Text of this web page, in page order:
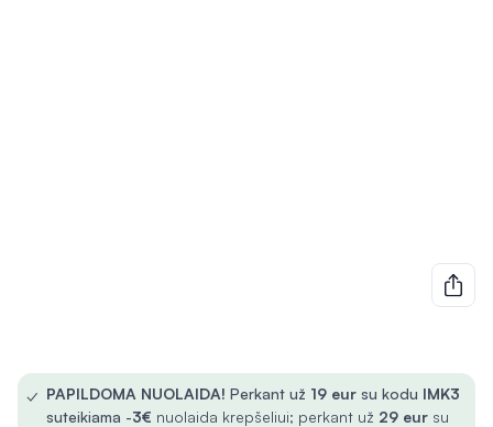
✓ PAPILDOMA NUOLAIDA! Perkant už 19 eur su kodu IMK3
suteikiama -3€ nuolaida krepšeliui; perkant už 29 eur su